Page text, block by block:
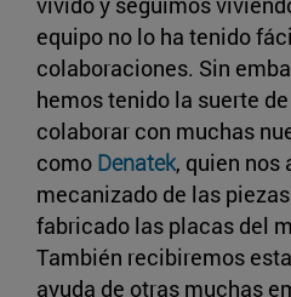
equipo no lo ha tenido
colaboraciones. Sin
hemos tenido la suerte
colaborar con muchas
como Denatek, quien nos
mecanizado de las
fabricado las placas del
También recibiremos
ayuda de otras muchas